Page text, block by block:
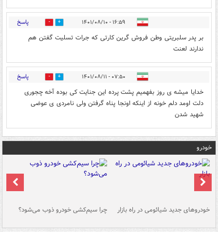
۱۶:۵۹ - ۱۴۰۱/۰۸/۱۰ 11 پاسخ
بر پدر سلبریتی وطن فروش گرين کارتی که جرات تسلیت گفتن هم
ندارند لعنت
۰۷:۵۰ - ۱۴۰۱/۰۸/۱۱ 5 پاسخ
خدایا میشه ی روز بفهمیم پشت پرده این جنایت کی بوده آخه چجوری
دلت اومد دلم خونه از اینکه اونجا پناه گرفتن ولی نامردی ی عوضی
شهید شدن
خودرو
خودروهای جدید شیائومی در راه بازار چرا سیم‌کشی خودرو ذوب می‌شود؟